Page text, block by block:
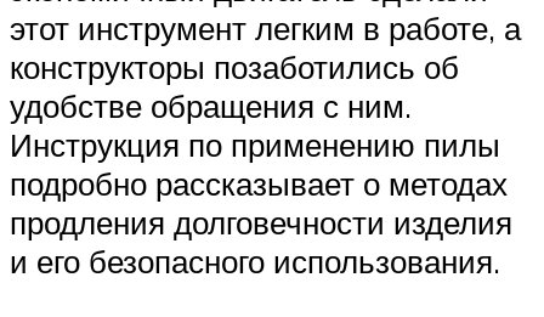
этот инструмент легким в работе, а
конструкторы позаботились об
удобстве обращения с ним.
Инструкция по применению пилы
подробно рассказывает о методах
продления долговечности изделия
и его безопасного использования.